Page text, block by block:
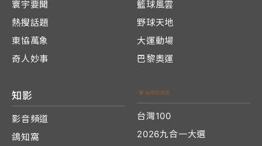
寰宇要聞
熱搜話題
東協萬象
奇人妙事
籃球風雲
野球天地
大運動場
巴黎奧運
知影
影音頻道
鴿知窩
台灣100
2026九合一大選